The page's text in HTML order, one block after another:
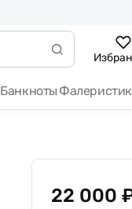
Банкноты
22 000